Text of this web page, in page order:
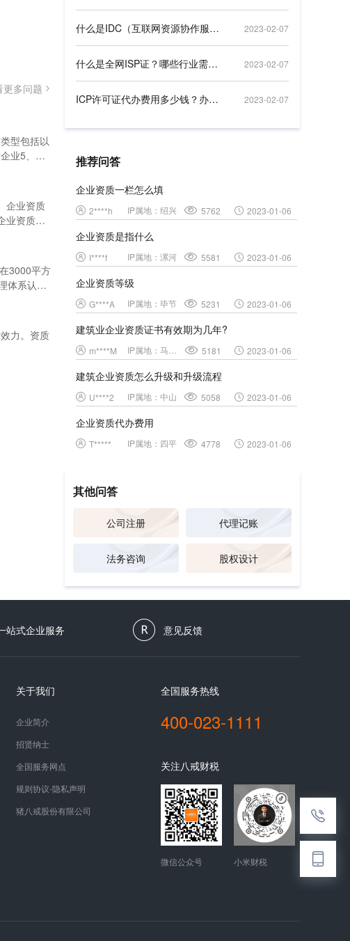
更多问题
型包括以
业5、房
一）申请
其他文
企业资质
业资质管
么资质剥
行资质分
成立的子
工企业转
顿，降低
的单位或
3000平方
体系认证,
评定资质
记录.三级
备和完善
工商部
力。资质
什么是IDC（互联网资源协作服务）IDC（互联网资源协作服务）常见疑问 2023-02-07
什么是全网ISP证？哪些行业需要办理ISP 2023-02-07
ICP许可证代办费用多少钱？办理的具体流程 2023-02-07
推荐问答
企业资质一栏怎么填
2****h IP属地： 绍兴 5762 2023-01-06
企业资质是指什么
I****f IP属地： 漯河 5581 2023-01-06
企业资质等级
G****A IP属地： 毕节 5231 2023-01-06
建筑业企业资质证书有效期为几年?
m****M IP属地： 5181 2023-01-06
建筑企业资质怎么升级和升级流程
U****2 IP属地： 中山 5058 2023-01-06
企业资质代办费用
T***** IP属地： 四平 4778 2023-01-06
其他问答
公司注册 代理记账
法务咨询 股权设计
站式企业服务 意见反馈
关于我们
企业简介
招贤纳士
全国服务网点
规则协议-隐私声明
猪八戒股份有限公司
全国服务热线
400-023-1111
关注八戒财税
微信公众号 小米财税